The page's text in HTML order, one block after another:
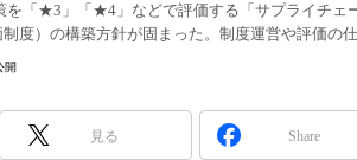
を「★3」「★4」などで評価する「サプライチェ
度）の構築方針が固まった。制度運営や評価の
開
見る Share